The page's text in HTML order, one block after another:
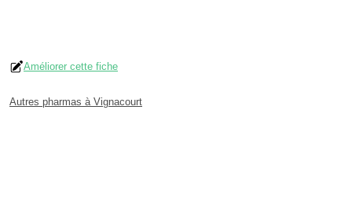
Améliorer cette fiche
Autres pharmas à Vignacourt